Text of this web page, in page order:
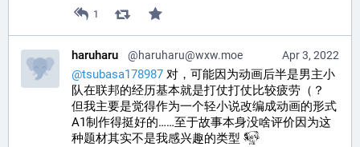
1
Apr 3, 2022
haruharu @haruharu@wxw.moe
@tsubasa178987 对，可能因为动画后半是男主小
队在联邦的经历基本就是打仗打仗比较疲劳（？
但我主要是觉得作为一个轻小说改编成动画的形式
A1制作得挺好的……至于故事本身没啥评价因为这
种题材其实不是我感兴趣的类型